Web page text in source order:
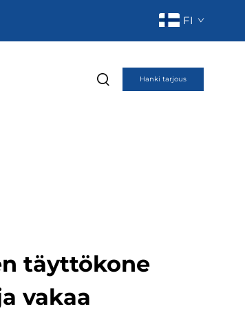
FI
Hanki tarjous
täyttökone
vakaa